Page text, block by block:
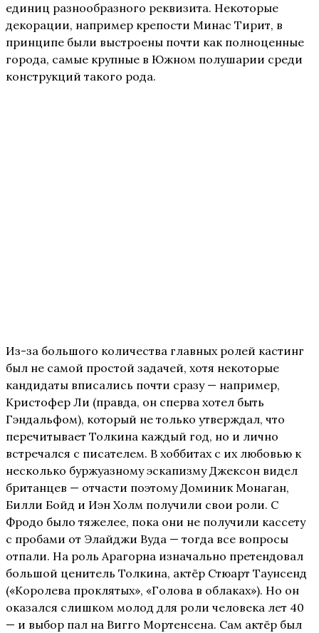
единиц разнообразного реквизита. Некоторые
декорации, например крепости Минас Тирит, в
принципе были выстроены почти как полноценные
города, самые крупные в Южном полушарии среди
конструкций такого рода.
Из-за большого количества главных ролей кастинг
был не самой простой задачей, хотя некоторые
кандидаты вписались почти сразу — например,
Кристофер Ли (правда, он сперва хотел быть
Гэндальфом), который не только утверждал, что
перечитывает Толкина каждый год, но и лично
встречался с писателем. В хоббитах с их любовью к
несколько буржуазному эскапизму Джексон видел
британцев — отчасти поэтому Доминик Монаган,
Билли Бойд и Иэн Холм получили свои роли. С
Фродо было тяжелее, пока они не получили кассету
с пробами от Элайджи Вуда — тогда все вопросы
отпали. На роль Арагорна изначально претендовал
большой ценитель Толкина, актёр Стюарт Таунсенд
(«Королева проклятых», «Голова в облаках»). Но он
оказался слишком молод для роли человека лет 40
— и выбор пал на Вигго Мортенсена. Сам актёр был